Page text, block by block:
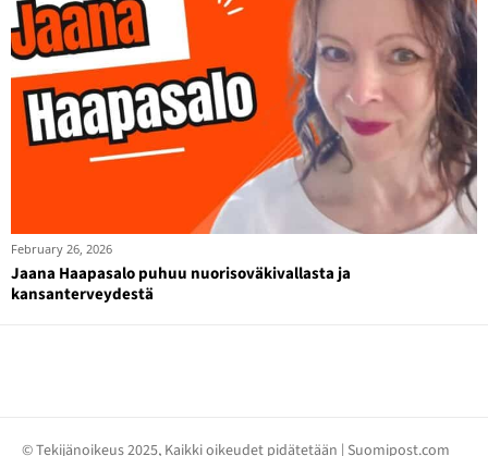
February 26, 2026
Jaana Haapasalo puhuu nuorisoväkivallasta ja
kansanterveydestä
© Tekijänoikeus 2025, Kaikki oikeudet pidätetään | Suomipost.com